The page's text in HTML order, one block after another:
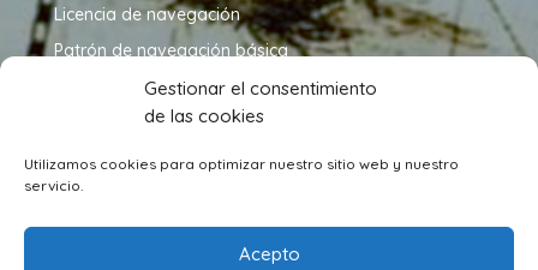
Gestionar el consentimiento
de las cookies
Utilizamos cookies para optimizar nuestro sitio web y nuestro
servicio.
Acepto
Licencia de navegación
Patrón de navegación básica
Patrón de embarcaciones de recreo
Patrón de yate
Capitán de yate
Síguenos en redes sociales